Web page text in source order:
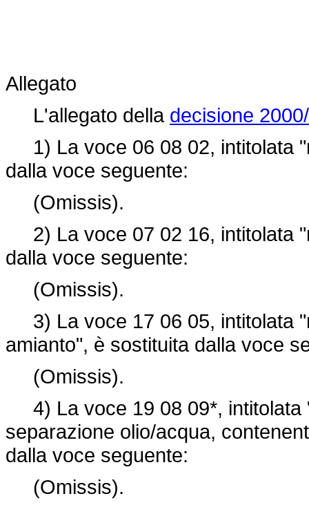
Allegato
L'allegato della decisione
1) La voce 06 08 02, intitolata
dalla voce seguente:
(Omissis).
2) La voce 07 02 16, intitolata
dalla voce seguente:
(Omissis).
3) La voce 17 06 05, intitolata
amianto", è sostituita dalla voce
(Omissis).
4) La voce 19 08 09*, intitolata
separazione olio/acqua,
dalla voce seguente:
(Omissis).